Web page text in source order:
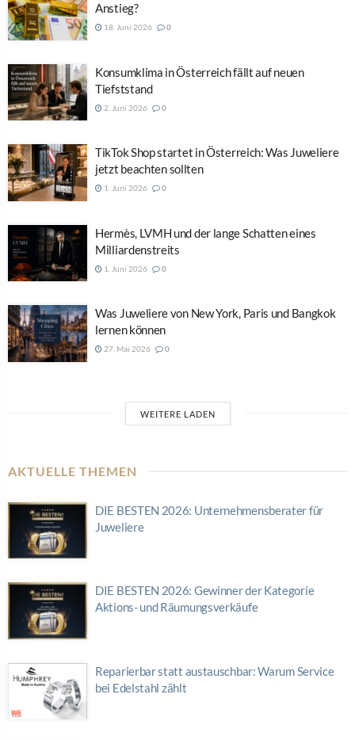
Anstieg?
18. Juni 2026 0
Konsumklima in Österreich fällt auf neuen
Tiefststand
2. Juni 2026 0
TikTok Shop startet in Österreich: Was Juweliere
jetzt beachten sollten
1. Juni 2026 0
Hermès, LVMH und der lange Schatten eines
Milliardenstreits
1. Juni 2026 0
Was Juweliere von New York, Paris und Bangkok
lernen können
27. Mai 2026 0
WEITERE LADEN
AKTUELLE THEMEN
DIE BESTEN 2026: Unternehmensberater für
Juweliere
DIE BESTEN 2026: Gewinner der Kategorie
Aktions- und Räumungsverkäufe
Reparierbar statt austauschbar: Warum Service
bei Edelstahl zählt